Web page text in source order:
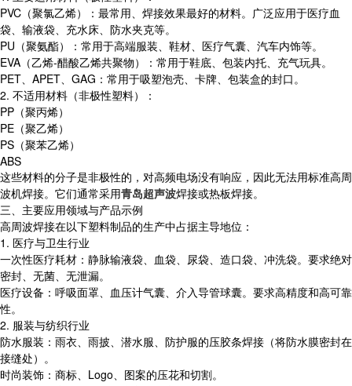
PVC（聚氯乙烯）：最常用、焊接效果最好的材料。广泛应用于医疗血
袋、输液袋、充水床、防水夹克等。
PU（聚氨酯）：常用于高端服装、鞋材、医疗气囊、汽车内饰等。
EVA（乙烯-醋酸乙烯共聚物）：常用于鞋底、包装内托、充气玩具。
PET、APET、GAG：常用于吸塑泡壳、卡牌、包装盒的封口。
2. 不适用材料（非极性塑料）：
PP（聚丙烯）
PE（聚乙烯）
PS（聚苯乙烯）
ABS
这些材料的分子是非极性的，对高频电场没有响应，因此无法用标准高周
波机焊接。它们通常采用青岛超声波焊接或热板焊接。
三、主要应用领域与产品示例
高周波焊接在以下塑料制品的生产中占据主导地位：
1. 医疗与卫生行业
一次性医疗耗材：静脉输液袋、血袋、尿袋、造口袋、冲洗袋。要求绝对
密封、无菌、无泄漏。
医疗设备：呼吸面罩、血压计气囊、介入导管球囊。要求高精度和高可靠
性。
2. 服装与纺织行业
防水服装：雨衣、雨披、潜水服、防护服的压胶条焊接（将防水膜密封在
接缝处）。
时尚装饰：商标、Logo、图案的压花和切割。